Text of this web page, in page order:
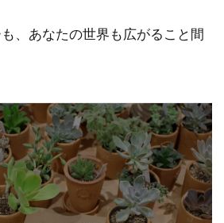
、あなたの世界も広がること間